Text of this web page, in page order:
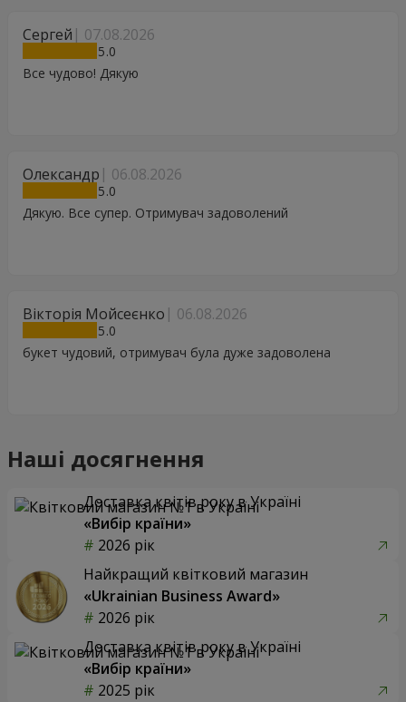
Сергей 07.08.2026
5
Все чудово! Дякую
Олександр 06.08.2026
5
Дякую. Все супер. Отримувач задоволений
Вікторія Мойсеєнко 06.08.2026
5
букет чудовий, отримувач була дуже задоволена
Наші досягнення
Доставка квітів року в Україні
«Вибір країни»
2026 рік
Найкращий квітковий магазин
«Ukrainian Business Award»
2026 рік
Доставка квітів року в Україні
«Вибір країни»
2025 рік